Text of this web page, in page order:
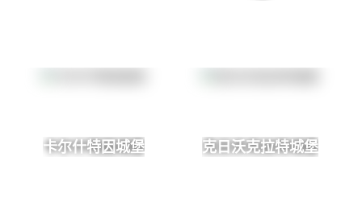
卡尔什特因城堡 克日沃克拉特城堡